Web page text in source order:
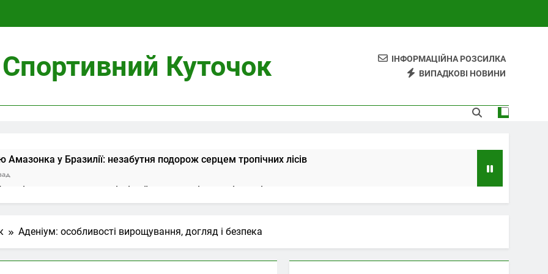
Спортивний Куточок
ІНФОРМАЦІЙНА РОЗСИЛКА
ВИПАДКОВІ НОВИНИ
Амазонка у Бразилії: незабутня подорож серцем тропічних лісів
значення у коханні, сімейному житті та сумісності
вирощування, догляд і безпека
Аденіум: особливості вирощування, догляд і безпека